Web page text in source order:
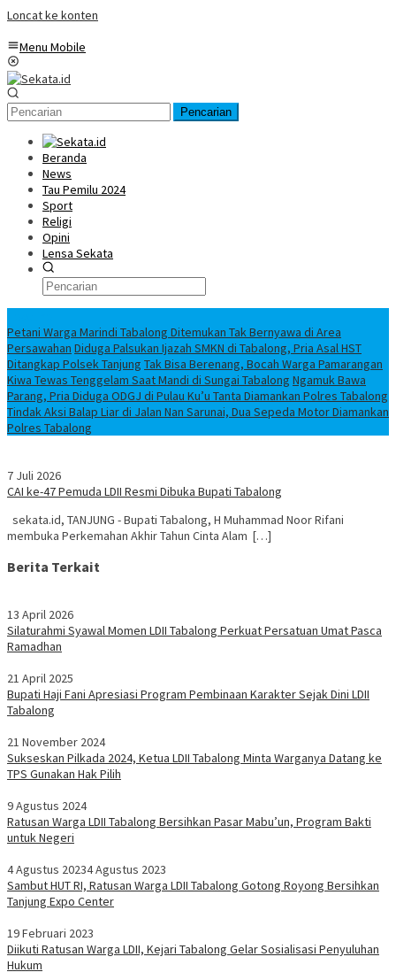
Loncat ke konten
Menu Mobile
Pencarian
Beranda
News
Tau Pemilu 2024
Sport
Religi
Opini
Lensa Sekata
Petani Warga Marindi Tabalong Ditemukan Tak Bernyawa di Area
Persawahan Diduga Palsukan Ijazah SMKN di Tabalong, Pria Asal HST
Ditangkap Polsek Tanjung Tak Bisa Berenang, Bocah Warga Pamarangan
Kiwa Tewas Tenggelam Saat Mandi di Sungai Tabalong Ngamuk Bawa
Parang, Pria Diduga ODGJ di Pulau Ku’u Tanta Diamankan Polres Tabalong
Tindak Aksi Balap Liar di Jalan Nan Sarunai, Dua Sepeda Motor Diamankan
Polres Tabalong
7 Juli 2026
CAI ke-47 Pemuda LDII Resmi Dibuka Bupati Tabalong
sekata.id, TANJUNG - Bupati Tabalong, H Muhammad Noor Rifani
membuka Perkemahan Akhir Tahun Cinta Alam […]
Berita Terkait
13 April 2026
Silaturahmi Syawal Momen LDII Tabalong Perkuat Persatuan Umat Pasca
Ramadhan
21 April 2025
Bupati Haji Fani Apresiasi Program Pembinaan Karakter Sejak Dini LDII
Tabalong
21 November 2024
Sukseskan Pilkada 2024, Ketua LDII Tabalong Minta Warganya Datang ke
TPS Gunakan Hak Pilih
9 Agustus 2024
Ratusan Warga LDII Tabalong Bersihkan Pasar Mabu’un, Program Bakti
untuk Negeri
4 Agustus 20234 Agustus 2023
Sambut HUT RI, Ratusan Warga LDII Tabalong Gotong Royong Bersihkan
Tanjung Expo Center
19 Februari 2023
Diikuti Ratusan Warga LDII, Kejari Tabalong Gelar Sosialisasi Penyuluhan
Hukum